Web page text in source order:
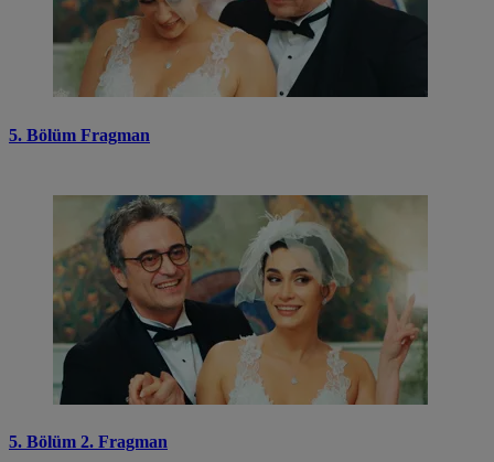
5. Bölüm Fragman
5. Bölüm 2. Fragman